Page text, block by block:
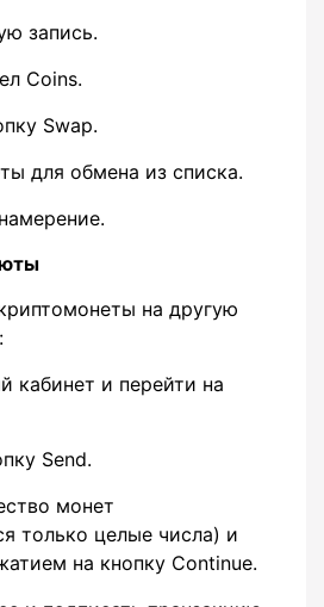
запись.
Coins.
Swap.
для обмена из списка.
на другую
кабинет и перейти на
Send.
монет
только целые числа) и
на кнопку Continue.